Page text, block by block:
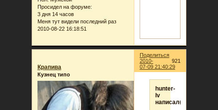
Просидел на форуме:
3 дня 14 часов
Меня тут видели последний раз
2010-08-22 16:18:51
Поделиться
921
2010-
07-09 21:40:29
Крапива
Кузнец типо
hunter-
lv
написал(а):